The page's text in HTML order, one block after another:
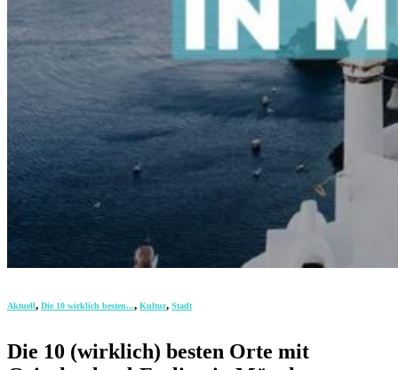
Aktuell, Die 10 wirklich besten..., Kultur, Stadt
Die 10 (wirklich) besten Orte mit